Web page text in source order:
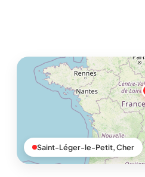
Saint-Léger-le-Petit, Cher